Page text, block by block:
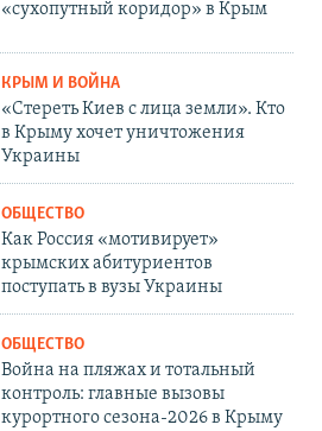
«сухопутный коридор» в Крым
КРЫМ И ВОЙНА
«Стереть Киев с лица земли». Кто
в Крыму хочет уничтожения
Украины
ОБЩЕСТВО
Как Россия «мотивирует»
крымских абитуриентов
поступать в вузы Украины
ОБЩЕСТВО
Война на пляжах и тотальный
контроль: главные вызовы
курортного сезона-2026 в Крыму